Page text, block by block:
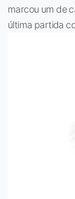
marcou um de
última partida